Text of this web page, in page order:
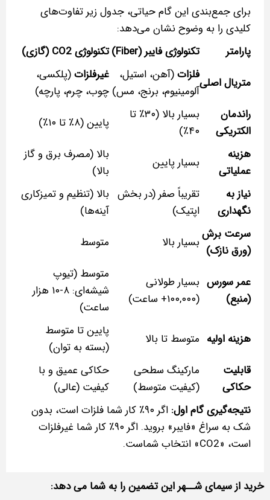
برای جمع‌بندی این گام حیاتی، جدول زیر تفاوت‌های
کلیدی را به وضوح نشان می‌دهد:
پارامتر
تکنولوژی فایبر (Fiber)
تکنولوژی CO2 (گازی)
متریال اصلی
فلزات(آهن، استیل،
آلومینیوم، برنج، مس)
غیرفلزات(پلکسی،
چوب، چرم، پارچه)
راندمان
الکتریکی
بسیار بالا (۳۰٪ تا
۴۰٪)
پایین (۸٪ تا ۱۰٪)
هزینه
عملیاتی
بسیار پایین
بالا (مصرف برق و گاز
بالا)
نیاز به
نگهداری
تقریباً صفر (در بخش
اپتیک)
بالا (تنظیم و تمیزکاری
آینه‌ها)
سرعت برش
(ورق نازک)
بسیار بالا متوسط
عمر سورس
(منبع)
بسیار طولانی
(۱۰۰,۰۰۰+ ساعت)
متوسط (تیوپ
شیشه‌ای: ۸-۱۰ هزار
ساعت)
هزینه اولیه متوسط تا بالا
پایین تا متوسط
(بسته به توان)
قابلیت
حکاکی
مارکینگ سطحی
(کیفیت متوسط)
حکاکی عمیق و با
کیفیت (عالی)
نتیجه‌گیری گام اول:
اگر ۹۰٪ کار شما فلزات است، بدون
شک به سراغ «فایبر» بروید. اگر ۹۰٪ کار شما غیرفلزات
است، «CO2» انتخاب شماست.
خرید از سیمای شــهر این تضمین را به شما می دهد: